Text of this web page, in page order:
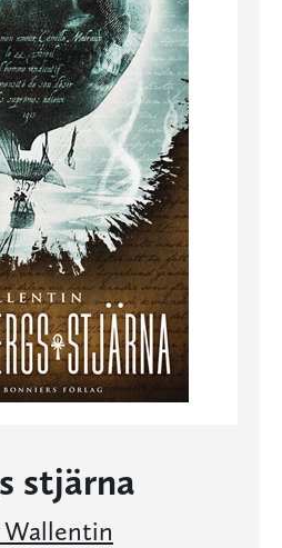
stjärna
Wallentin